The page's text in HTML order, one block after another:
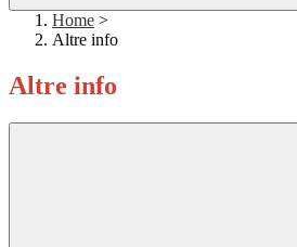
Home >
Altre info
Altre info